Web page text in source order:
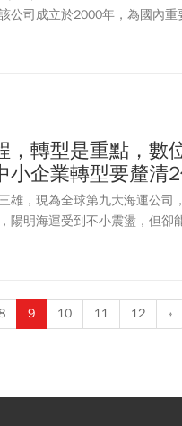
公司成立於2000年，為國內
劇節目，並引韓、日、陸劇，
模式、再到整合影音收視平台
平台ELTA.tv，愛爾達創新模
年輕族群與體育愛好者青睞，
網通科技、怡達資產管理有限
電視幾乎跟中華電信MOD綁
愛爾達也因此在2008年取得
背景也為業界津津樂道，其伯
分享，愛爾達首任董事長就是
英文名（Delta），拿掉D以後
，轉型是重點，數
小企業轉型要釐清
雄，現為全球第九大海運公
陽明海運受到不小震盪，但卻
年鄭貞茂接任董事長後，持
9 10 11 12 »